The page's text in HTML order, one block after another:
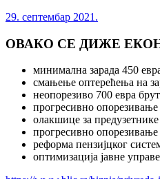
29. септембар 2021.
ОВАКО СЕ ДИЖЕ
минимална зарада 450
смањење оптерећења на
неопорезиво 700 евра
прогресивно
олакшице за
прогресивно
реформа пензијцког
оптимизација јавне управе